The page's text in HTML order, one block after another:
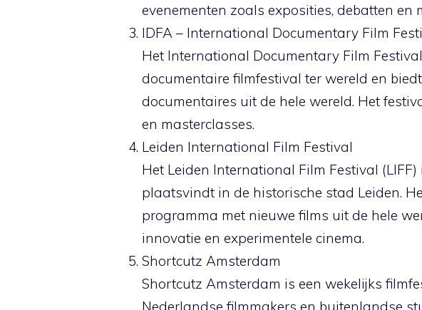
evenementen zoals exposities, debatten en
IDFA – International Documentary Film
Het International Documentary Film
documentaire filmfestival ter wereld en
documentaires uit de hele wereld. Het
en masterclasses.
Leiden International Film Festival
Het Leiden International Film Festival
plaatsvindt in de historische stad Leiden.
programma met nieuwe films uit de hele
innovatie en experimentele cinema.
Shortcutz Amsterdam
Shortcutz Amsterdam is een wekelijks
Nederlandse filmmakers en buitenlandse